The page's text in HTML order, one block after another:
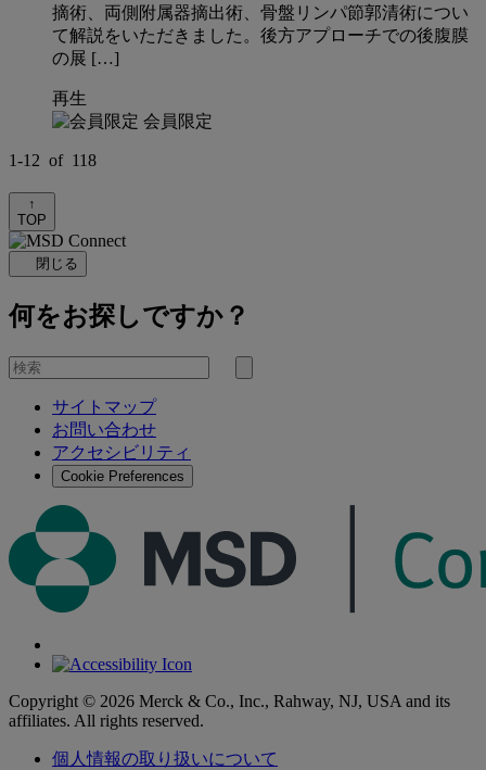
摘術、両側附属器摘出術、骨盤リンパ節郭清術につい
て解説をいただきました。後方アプローチでの後腹膜
の展 […]
再生
会員限定
1-12 of 118
↑
TOP
閉じる
何をお探しですか？
を
検
サイトマップ
お問い合わせ
アクセシビリティ
Cookie Preferences
Copyright © 2026 Merck & Co., Inc., Rahway, NJ, USA and its
affiliates. All rights reserved.
個人情報の取り扱いについて